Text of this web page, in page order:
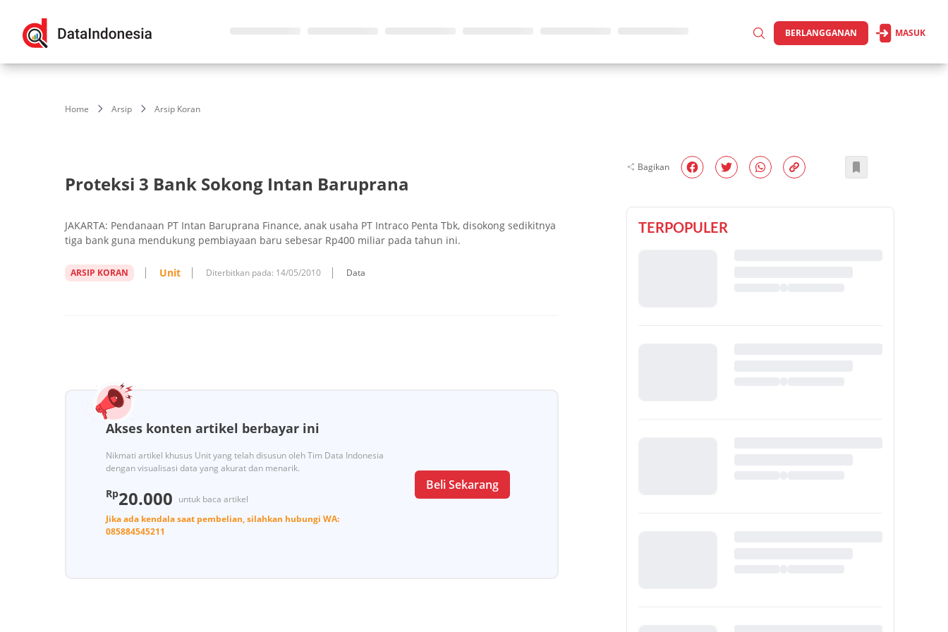
BERLANGGANAN MASUK
Home Arsip Arsip Koran
Proteksi 3 Bank Sokong Intan Baruprana
JAKARTA: Pendanaan PT Intan Baruprana Finance, anak usaha PT Intraco Penta Tbk, disokong sedikitnya
tiga bank guna mendukung pembiayaan baru sebesar Rp400 miliar pada tahun ini.
ARSIP KORAN Unit Diterbitkan pada: 14/05/2010 Data
Akses konten artikel berbayar ini
Nikmati artikel khusus Unit yang telah disusun oleh Tim Data Indonesia
dengan visualisasi data yang akurat dan menarik.
Rp20.000 untuk baca artikel
Jika ada kendala saat pembelian, silahkan hubungi WA:
085884545211
Beli Sekarang
Bagikan
TERPOPULER